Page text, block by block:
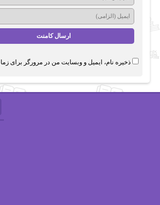
ذخیره نام، ایمیل و وبسایت من در مرورگر برای